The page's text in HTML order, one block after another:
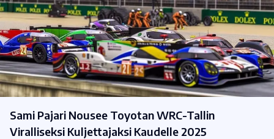
Sami Pajari Nousee Toyotan WRC-Tallin
Viralliseksi Kuljettajaksi Kaudelle 2025